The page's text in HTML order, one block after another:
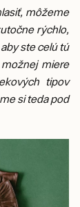
môžeme
rýchlo,
ste celú tú
miere
tipov
si teda pod